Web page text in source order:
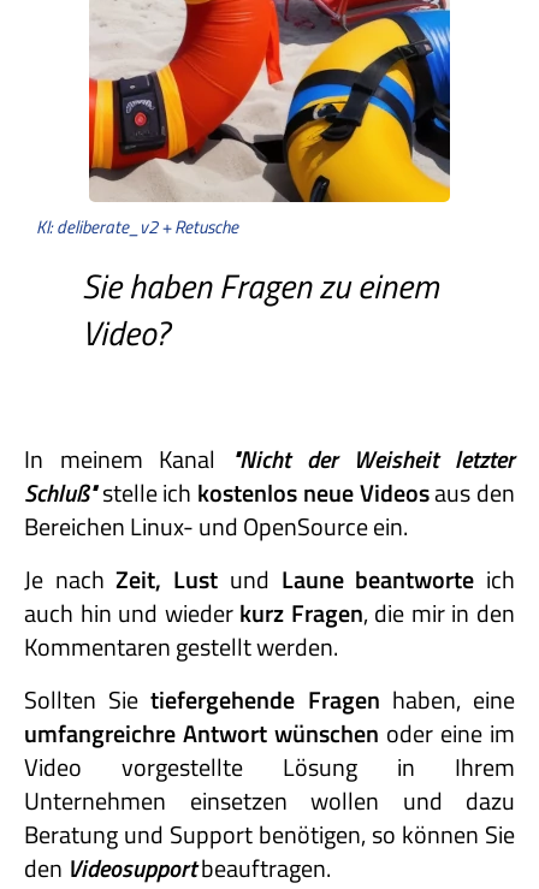
KI: deliberate_v2 + Retusche
Sie haben Fragen zu einem
Video?
In meinem Kanal "Nicht der Weisheit letzter
Schluß"stelle ich kostenlos neue Videosaus den
Bereichen Linux- und OpenSource ein.
Je nachZeit, Lust und Laune beantworte ich
auch hin und wiederkurz Fragen, die mir in den
Kommentaren gestellt werden.
Sollten Sietiefergehende Fragen haben, eine
umfangreichre Antwort wünschen oder eine im
Video vorgestellte Lösung in Ihrem
Unternehmen einsetzen wollen und dazu
Beratung und Support benötigen, so können Sie
den Videosupportbeauftragen.